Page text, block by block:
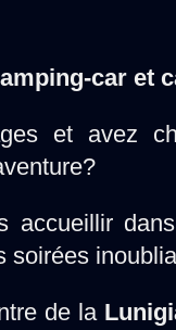
car et
et avez
accueillir
soirées
de la